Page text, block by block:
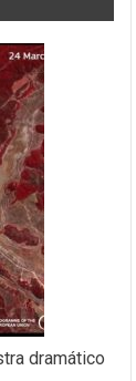
dramático